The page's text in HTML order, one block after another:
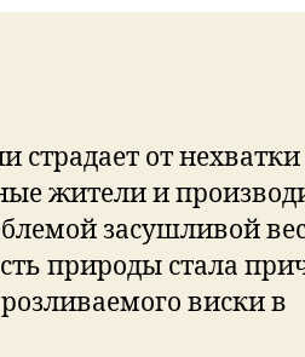
страдает от
жители и
засушливой
природы стала
виски в